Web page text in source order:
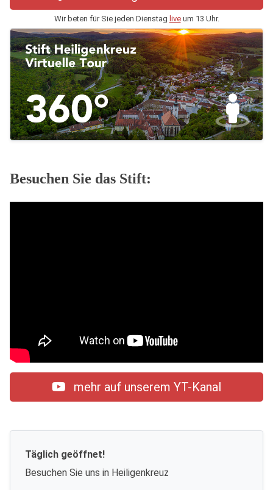
Wir beten für Sie jeden Dienstag liveum 13 Uhr.
Besuchen Sie das Stift:
mehr auf unserem YT-Kanal
Täglich geöffnet!
Besuchen Sie uns in Heiligenkreuz